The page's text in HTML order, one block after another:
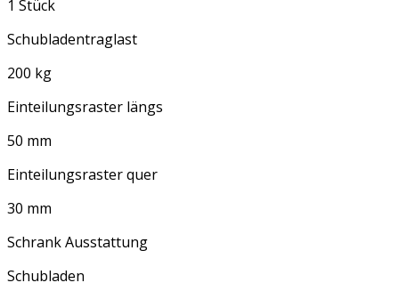
1 Stück
Schubladentraglast
200 kg
Einteilungsraster längs
50 mm
Einteilungsraster quer
30 mm
Schrank Ausstattung
Schubladen